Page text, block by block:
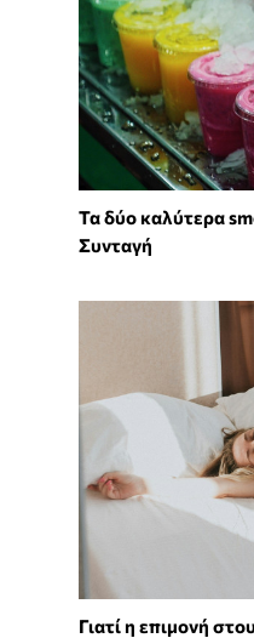
Τα δύο καλύτερα
Συνταγή
Γιατί η επιμονή